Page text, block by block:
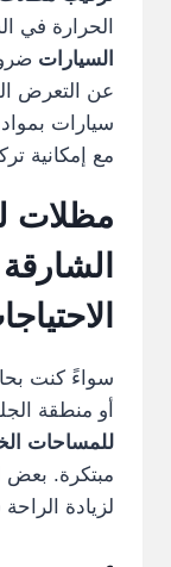
الحرارة في
السيارات
عن التعرض
سيارات
مع إمكانية
مظلات
الشارقة
سواءً كنت
أو منطقة
للمساحات
مبتكرة. بعض
لزيادة